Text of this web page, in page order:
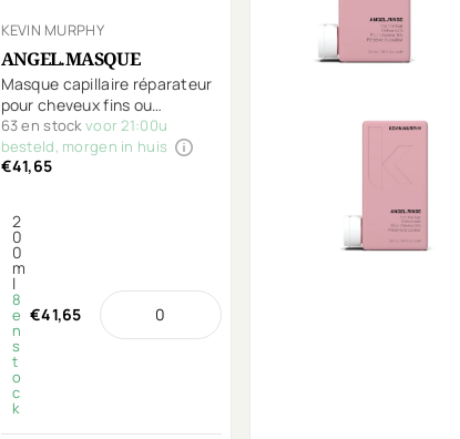
KEVIN MURPHY
ANGEL.MASQUE
Masque capillaire réparateur
pour cheveux fins ou
desséchés suite aux
colorations.
63 en stockvoor 21:00u
besteld, morgen in huis
€41,65
2
0
0
m
l
8
e
n
s
t
o
c
k
€41,65